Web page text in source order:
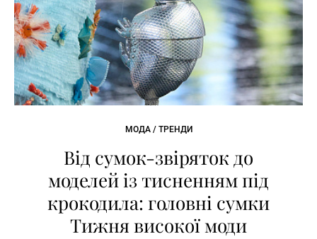
МОДА / ТРЕНДИ
Від сумок-звіряток до
моделей із тисненням під
крокодила: головні сумки
Тижня високої моди